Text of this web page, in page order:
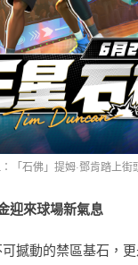
：「石佛」提姆·鄧肯踏上街
迎來球場新氣息
撼動的禁區基石，